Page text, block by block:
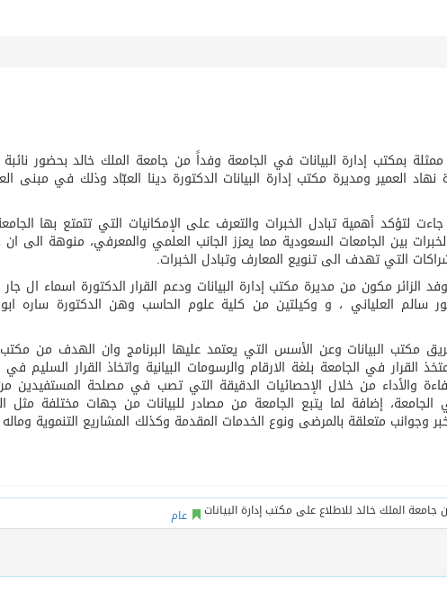
رسالة خطية من سمو الامير محمد بن سلمان
“قريباً جداً”.. وإلا ستتعرض إيران لـ”ضربة قوية للغاية”
الوعي الديني الصحيح يصوغ شخصيةً قياديةً متوازنةً تجمع بين
بمكتب إدارة البيانات في الجامعة وفداً من جامعة الملك خالد بحضور
نهاد العمير ومديرة مكتب إدارة البيانات الدكتورة دينا العبّاد وذلك في مبنى
لتؤكد أهمية تبادل الخبرات والتعرف على الإمكانيات التي تتمتع بها
بين الجامعات السعودية مما يعزز الجانب العلمي والمعرفي، منوهة الى
التي تهدف الى تنويع المعارف وتبادل الخبرات.
الزائر مكون من مديرة مكتب إدارة البيانات ودعم القرار الدكتورة اسماء ال جار
سالم العلياني ، و وكيلتين من كلية علوم الحاسب وهن الدكتورة ساره ابو
مكتب البيانات وعن الأسس التي يعتمد عليها البرنامج وان الهدف من مكتب
القرار في الجامعة بلغة الارقام والرسومات البيانية واتخاذ القرار السليم
والأداء من خلال الإحصائيات الدقيقة التي تصب في مصلحة المستفيدين
إضافة لما يتبع الجامعة من مصادر للبيانات من جهات مختلفة مثل
وجوانب متعلقة بالمرضى ونوع الخدمات المقدمة وكذلك المشاريع التنموية
عام